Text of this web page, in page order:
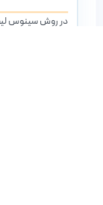
در روش سینوس